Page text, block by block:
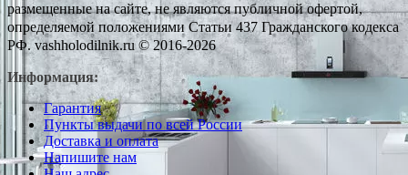
размещенные на сайте, не являются публичной офертой,
определяемой положениями Статьи 437 Гражданского кодекса
РФ. vashholodilnik.ru © 2016-2026
Информация:
Гарантия
Пункты выдачи по всей России
Доставка и оплата
Напишите нам